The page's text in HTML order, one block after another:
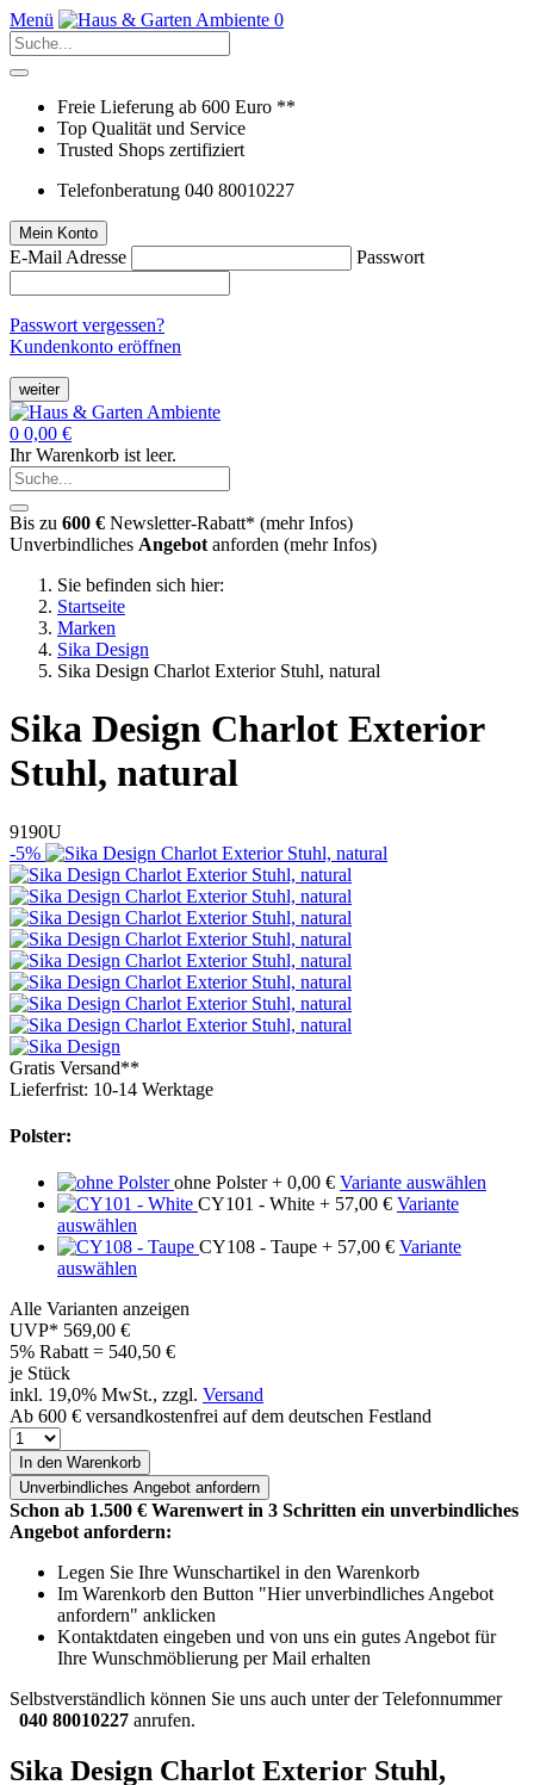
Menü 0
Freie Lieferung ab 600 Euro **
Top Qualität und Service
Trusted Shops zertifiziert
Telefonberatung 040 80010227
Mein Konto
E-Mail Adresse Passwort
Passwort vergessen?
Kundenkonto eröffnen
weiter
0 0,00 €
Ihr Warenkorb ist leer.
Bis zu 600 € Newsletter-Rabatt* (mehr Infos)
Unverbindliches Angebot anforden (mehr Infos)
Sie befinden sich hier:
Startseite
Marken
Sika Design
Sika Design Charlot Exterior Stuhl, natural
Sika Design Charlot Exterior
Stuhl, natural
9190U
-5%
Gratis Versand**
Lieferfrist: 10-14 Werktage
Polster:
ohne Polster + 0,00 € Variante auswählen
CY101 - White + 57,00 € Variante
auswählen
CY108 - Taupe + 57,00 € Variante
auswählen
Alle Varianten anzeigen
UVP* 569,00 €
5% Rabatt = 540,50 €
je Stück
inkl. 19,0% MwSt., zzgl. Versand
Ab 600 € versandkostenfrei auf dem deutschen Festland
In den Warenkorb
Unverbindliches Angebot anfordern
Schon ab 1.500 € Warenwert in 3 Schritten ein unverbindliches
Angebot anfordern:
Legen Sie Ihre Wunschartikel in den Warenkorb
Im Warenkorb den Button "Hier unverbindliches Angebot
anfordern" anklicken
Kontaktdaten eingeben und von uns ein gutes Angebot für
Ihre Wunschmöblierung per Mail erhalten
Selbstverständlich können Sie uns auch unter der Telefonnummer
040 80010227 anrufen.
Sika Design Charlot Exterior Stuhl,